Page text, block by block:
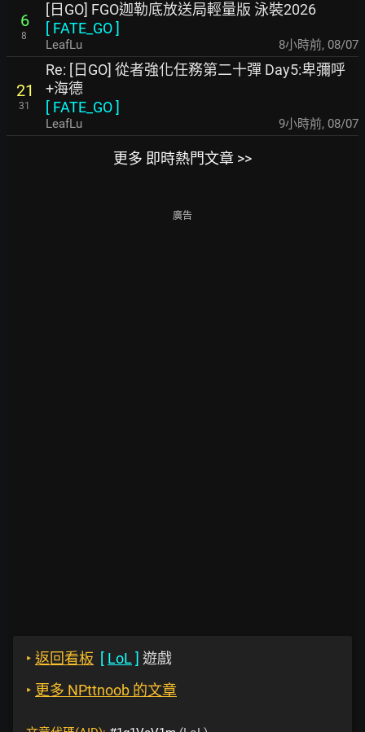
6
8
[日GO] FGO迦勒底放送局輕量版 泳裝2026
[ FATE_GO]
LeafLu 8小時前, 08/07
21
31
Re: [日GO] 從者強化任務第二十彈 Day5:卑彌呼
+海德
[ FATE_GO]
LeafLu 9小時前, 08/07
更多 即時熱門文章 >>
廣告
‣ 返回看板 [ LoL ] 遊戲
‣ 更多 NPttnoob 的文章